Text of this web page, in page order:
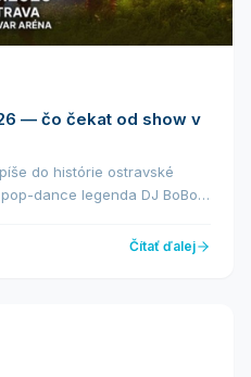
— čo čekat od show v
do histórie ostravské
dance legenda DJ BoBo
zastáv...
Čítať ďalej